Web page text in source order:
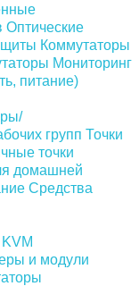
Оптические
Коммутаторы
Мониторинг
питание)
групп Точки
точки
домашней
Средства
KVM
и модули